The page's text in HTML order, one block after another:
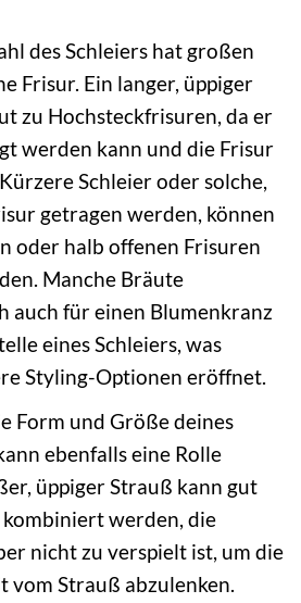
des Schleiers hat großen
Frisur. Ein langer, üppiger
zu Hochsteckfrisuren, da er
werden kann und die Frisur
Schleier oder solche,
getragen werden, können
oder halb offenen Frisuren
Manche Bräute
auch für einen Blumenkranz
eines Schleiers, was
Styling-Optionen eröffnet.
Form und Größe deines
ebenfalls eine Rolle
üppiger Strauß kann gut
werden, die
nicht zu verspielt ist, um die
vom Strauß abzulenken.